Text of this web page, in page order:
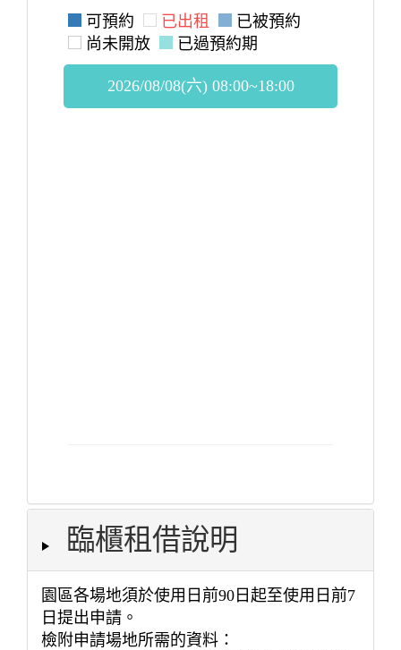
可預約 已出租
已被預約
尚未開放
已過預約期
2026/08/08(六) 08:00~18:00
臨櫃租借說明
園區各場地須於使用日前90日起至使用日前7
日提出申請。
檢附申請場地所需的資料：